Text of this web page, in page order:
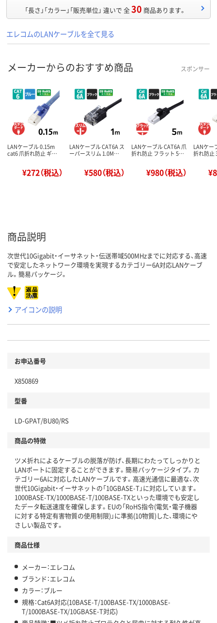
「長さ」「カラー」「販売単位」 違いで 全30 商品あります。
エレコムのLANケーブルを全て見る
メーカーからのおすすめ商品 スポンサー
LANケーブル 0.15m
cat6 爪折れ防止 ギ…
¥272（税込）
LANケーブル CAT6A ス
ーパースリム 1.0M…
¥580（税込）
LANケーブル CAT6A 爪
折れ防止 フラット 5…
¥980（税込）
LANケー
折れ防止
商品説明
次世代10Gigabit・イーサネット・伝送帯域500MHzまでに対応する、高速
で安定したネットワーク環境を実現するカテゴリー6A対応LANケーブ
ル。簡易パッケージ。
アイコンの説明
お申込番号
X850869
型番
LD-GPAT/BU80/RS
商品の特徴
ツメ折れによるケーブルの脱落が防げ、長期にわたってしっかりと
LANポートに固定することができます。簡易パッケージタイプ。カ
テゴリー6Aに対応したLANケーブルです。高速光通信に最適な、次
世代10Gigabit・イーサネットの「10GBASE-T」に対応しています。
1000BASE-TX/1000BASE-T/100BASE-TXといった環境でも安定し
たデータ転送速度を確保します。EUの「RoHS指令(電気・電子機器
に対する特定有害物質の使用制限)」に準拠(10物質)した、環境にや
さしい製品です。
商品仕様
メーカー：エレコム
ブランド：エレコム
カラー：ブルー
規格：Cat6A対応(10BASE-T/100BASE-TX/1000BASE-
T/1000BASE-TX/10GBASE-T対応)